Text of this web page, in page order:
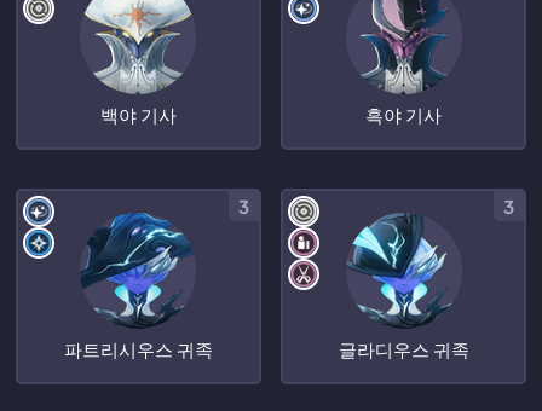
백야 기사 흑야 기사
파트리시우스 귀족
3
글라디우스 귀족
3